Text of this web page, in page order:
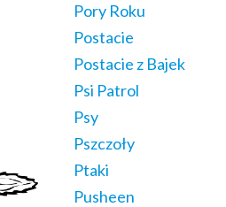
Pory Roku
Postacie
Postacie z Bajek
Psi Patrol
Psy
Pszczoły
Ptaki
Pusheen